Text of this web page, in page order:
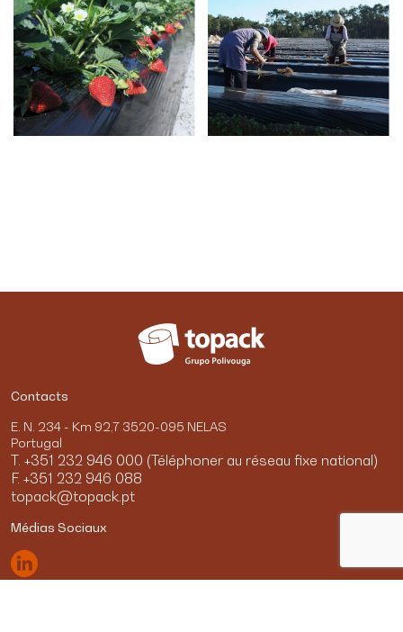
Contacts
E. N. 234 - Km 92,7 3520-095 NELAS
Portugal
T. +351 232 946 000 (Téléphoner au réseau fixe national)
F. +351 232 946 088
topack@topack.pt
Médias Sociaux